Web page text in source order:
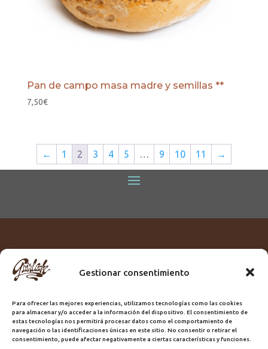
Gestionar consentimiento
Para ofrecer las mejores experiencias, utilizamos tecnologías como las cookies
para almacenar y/o acceder a la información del dispositivo. El consentimiento de
estas tecnologías nos permitirá procesar datos como el comportamiento de
navegación o las identificaciones únicas en este sitio. No consentir o retirar el
consentimiento, puede afectar negativamente a ciertas características y funciones.
Pan de campo masa madre y semillas **
7,50€
← 1 2 3 4 5 … 9 10 11 →
Titular:
ROME GUIRLACHE SL.
Domicilio:Calle Triana, 68
Ciudad:Las Palmas de Gran Canaria
Registro Sanitario:GC/20/PH/7192